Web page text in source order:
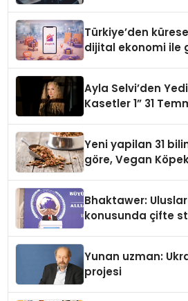
Türkiye’den
dijital ekonomi ile
Ayla Selvi’den
Kasetler 1” 31
Yeni yapilan 31
göre, Vegan
Bhaktawer:
konusunda çifte
Yunan uzman:
projesi